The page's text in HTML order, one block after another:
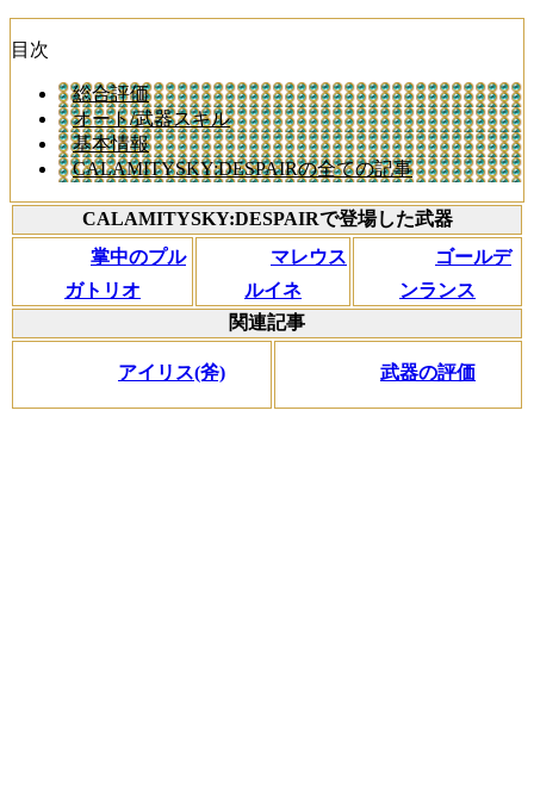
目次
総合評価
オート/武器スキル
基本情報
CALAMITYSKY:DESPAIRの全ての記事
CALAMITYSKY:DESPAIRで登場した武器
掌中のプル
ガトリオ
マレウス
ルイネ
ゴールデ
ンランス
関連記事
アイリス(斧) 武器の評価